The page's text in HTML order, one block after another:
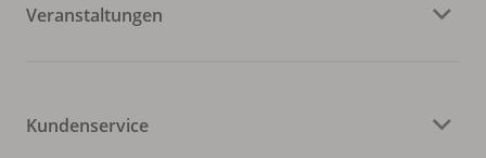
Veranstaltungen
Kundenservice